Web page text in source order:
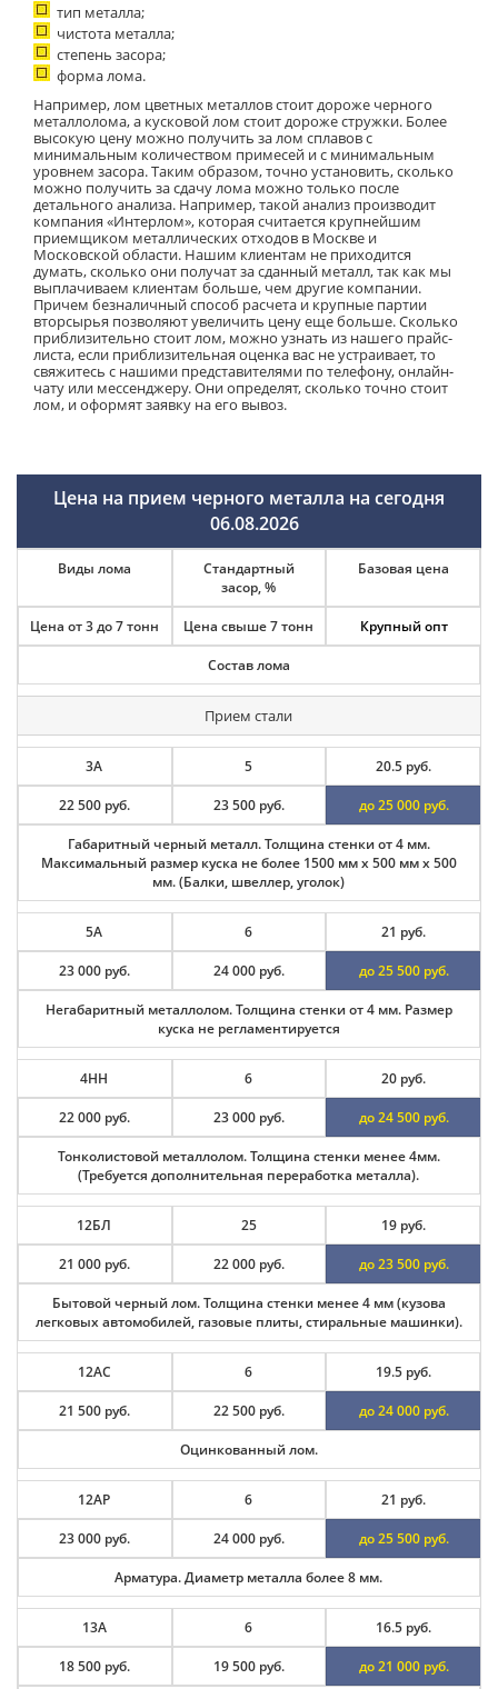
тип металла;
чистота металла;
степень засора;
форма лома.
Например, лом цветных металлов стоит дороже черного
металлолома, а кусковой лом стоит дороже стружки. Более
высокую цену можно получить за лом сплавов с
минимальным количеством примесей и с минимальным
уровнем засора. Таким образом, точно установить, сколько
можно получить за сдачу лома можно только после
детального анализа. Например, такой анализ производит
компания «Интерлом», которая считается крупнейшим
приемщиком металлических отходов в Москве и
Московской области. Нашим клиентам не приходится
думать, сколько они получат за сданный металл, так как мы
выплачиваем клиентам больше, чем другие компании.
Причем безналичный способ расчета и крупные партии
вторсырья позволяют увеличить цену еще больше. Сколько
приблизительно стоит лом, можно узнать из нашего прайс-
листа, если приблизительная оценка вас не устраивает, то
свяжитесь с нашими представителями по телефону, онлайн-
чату или мессенджеру. Они определят, сколько точно стоит
лом, и оформят заявку на его вывоз.
Цена на прием черного металла на сегодня
06.08.2026
Виды лома
Состав лома
Стандартный
засор, %
Базовая цена
Цена от 3 до 7 тонн Цена свыше 7 тонн Крупный опт
Прием стали
3А
Габаритный черный металл. Толщина стенки от 4 мм.
Максимальный размер куска не более 1500 мм х 500 мм х 500
мм. (Балки, швеллер, уголок)
5 20.5 руб.
22 500 руб. 23 500 руб. до 25 000 руб.
5А
Негабаритный металлолом. Толщина стенки от 4 мм. Размер
куска не регламентируется
6 21 руб.
23 000 руб. 24 000 руб. до 25 500 руб.
4НН
Тонколистовой металлолом. Толщина стенки менее 4мм.
(Требуется дополнительная переработка металла).
6 20 руб.
22 000 руб. 23 000 руб. до 24 500 руб.
12БЛ
Бытовой черный лом. Толщина стенки менее 4 мм (кузова
легковых автомобилей, газовые плиты, стиральные машинки).
25 19 руб.
21 000 руб. 22 000 руб. до 23 500 руб.
12АС
Оцинкованный лом.
6 19.5 руб.
21 500 руб. 22 500 руб. до 24 000 руб.
12АР
Арматура. Диаметр металла более 8 мм.
6 21 руб.
23 000 руб. 24 000 руб. до 25 500 руб.
13А 6 16.5 руб.
18 500 руб. 19 500 руб. до 21 000 руб.